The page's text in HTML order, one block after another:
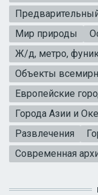
Мир природы
Ж/д, метро,
Объекты
Европейские
Города Азии и
Развлечения
Современная